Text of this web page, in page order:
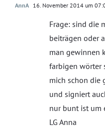
AnnA 16. November 2014 um
Frage: sind die
beiträgen oder
man gewinnen
farbigen wörter
mich schon die
und signiert
nur bunt ist um
LG Anna